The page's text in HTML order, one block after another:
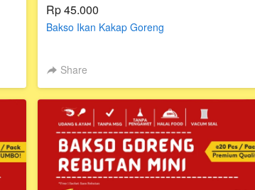
Rp 45.000
Bakso Ikan Kakap Goreng
Share